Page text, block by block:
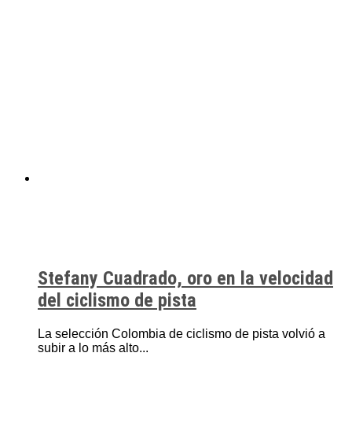
Stefany Cuadrado, oro en la velocidad
del ciclismo de pista
La selección Colombia de ciclismo de pista volvió a
subir a lo más alto...